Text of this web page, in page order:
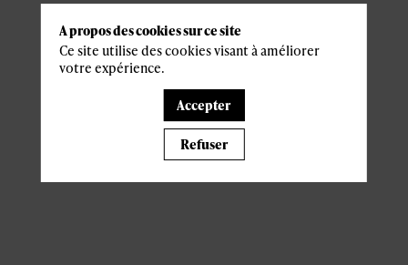
Il manque du contenu : rafraichissez votre navigateur
A propos des cookies sur ce site
Ce site utilise des cookies visant à améliorer
votre expérience.
Accepter
Refuser